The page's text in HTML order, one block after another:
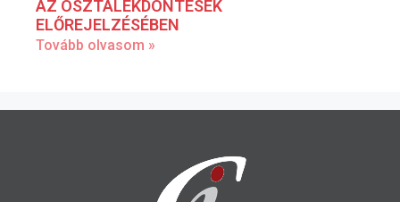
AZ OSZTALÉKDÖNTÉSEK
ELŐREJELZÉSÉBEN
Tovább olvasom »